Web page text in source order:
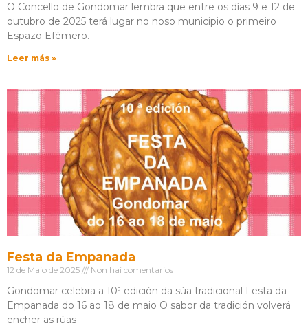
O Concello de Gondomar lembra que entre os días 9 e 12 de
outubro de 2025 terá lugar no noso municipio o primeiro
Espazo Efémero.
Leer más »
Festa da Empanada
12 de Maio de 2025 Non hai comentarios
Gondomar celebra a 10ª edición da súa tradicional Festa da
Empanada do 16 ao 18 de maio O sabor da tradición volverá
encher as rúas